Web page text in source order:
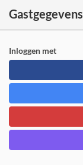
Gastgegevens
Inloggen met